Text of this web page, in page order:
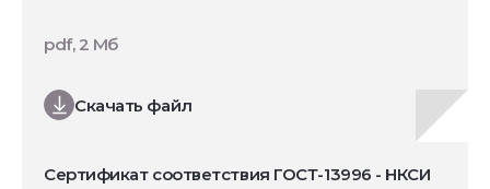
Скачать файл
pdf, 2 Мб
Сертификат соответствия ГОСТ-13996 - НКСИ